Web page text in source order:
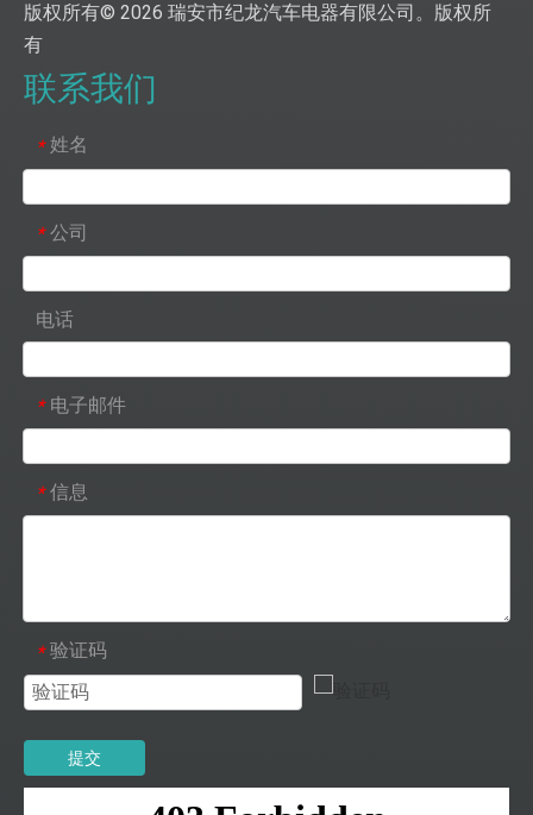
版权所有© 2026 瑞安市纪龙汽车电器有限公司。版权所
有
联系我们
* 姓名
* 公司
电话
* 电子邮件
* 信息
* 验证码
提交